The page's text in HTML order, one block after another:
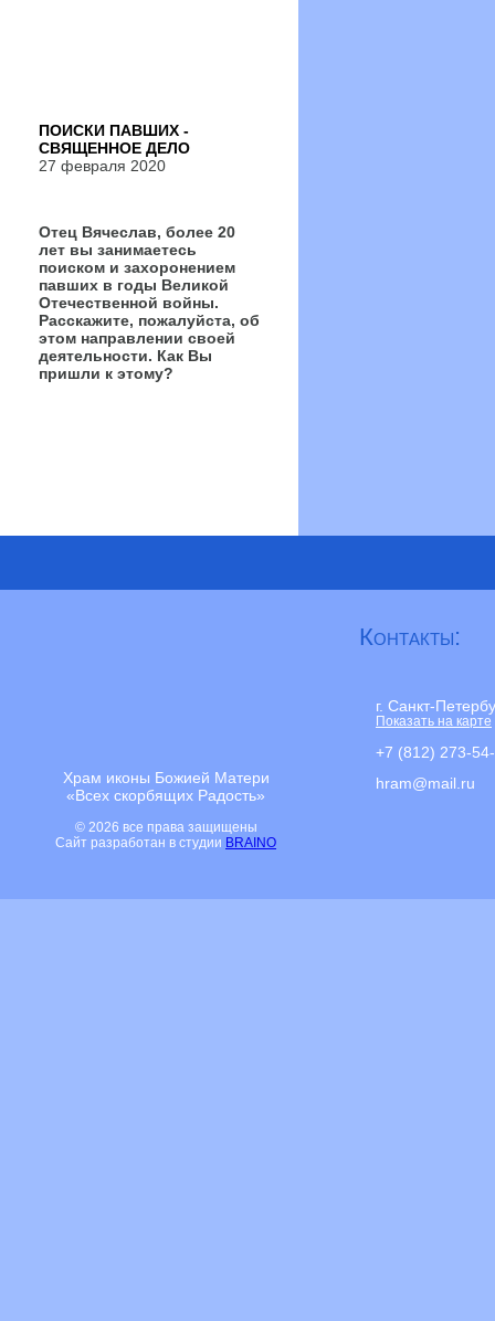
ПОИСКИ ПАВШИХ -
СВЯЩЕННОЕ ДЕЛО
27 февраля 2020
Отец Вячеслав, более 20
лет вы занимаетесь
поиском и захоронением
павших в годы Великой
Отечественной войны.
Расскажите, пожалуйста, об
этом направлении своей
деятельности. Как Вы
пришли к этому?
Храм иконы Божией Матери
«Всех скорбящих Радость»
© 2026 все права защищены
Сайт разработан в студии BRAINO
Контакты:
г. Санкт-
Показать на карте
+7 (812) 273-
hram@mail.ru